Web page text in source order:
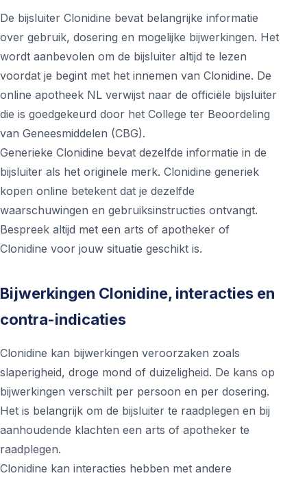
De bijsluiter Clonidine bevat belangrijke informatie
over gebruik, dosering en mogelijke bijwerkingen. Het
wordt aanbevolen om de bijsluiter altijd te lezen
voordat je begint met het innemen van Clonidine. De
online apotheek NL verwijst naar de officiële bijsluiter
die is goedgekeurd door het College ter Beoordeling
van Geneesmiddelen (CBG).
Generieke Clonidine bevat dezelfde informatie in de
bijsluiter als het originele merk. Clonidine generiek
kopen online betekent dat je dezelfde
waarschuwingen en gebruiksinstructies ontvangt.
Bespreek altijd met een arts of apotheker of
Clonidine voor jouw situatie geschikt is.
Bijwerkingen Clonidine, interacties en
contra-indicaties
Clonidine kan bijwerkingen veroorzaken zoals
slaperigheid, droge mond of duizeligheid. De kans op
bijwerkingen verschilt per persoon en per dosering.
Het is belangrijk om de bijsluiter te raadplegen en bij
aanhoudende klachten een arts of apotheker te
raadplegen.
Clonidine kan interacties hebben met andere